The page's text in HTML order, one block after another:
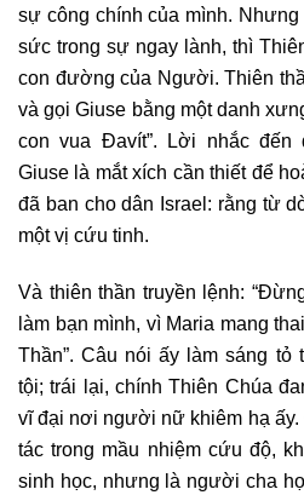
sự công chính của mình.
sức trong sự ngay lành, thì
con đường của Người. Thiên
và gọi Giuse bằng một danh
con vua Đavít”. Lời nhắc đến
Giuse là mắt xích cần thiết để
đã ban cho dân Israel: rằng từ
một vị cứu tinh.
Và thiên thần truyền lệnh:
làm bạn mình, vì Maria mang
Thần”. Câu nói ấy làm sáng tỏ
tội; trái lại, chính Thiên Chúa
vĩ đại nơi người nữ khiêm hạ
tác trong mầu nhiệm cứu độ,
sinh học, nhưng là người cha